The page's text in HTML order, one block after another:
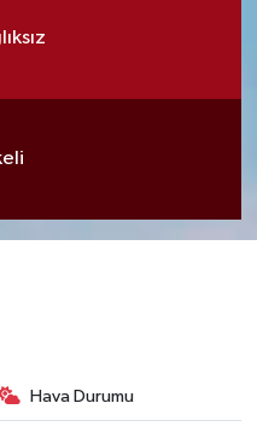
Hava Durumu